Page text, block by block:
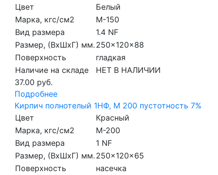
Цвет
Белый
Марка, кгс/см2
M-150
Вид размера
1.4 NF
Размер, (ВхШхГ) мм. 250x120x88
Поверхность
гладкая
Наличие на складе
НЕТ В НАЛИЧИИ
37.00 руб.
Подробнее
Кирпич полнотелый 1НФ, М 200 пустотность 7%
Цвет
Красный
Марка, кгс/см2
M-200
Вид размера
1 NF
Размер, (ВхШхГ) мм. 250x120x65
Поверхность
насечка